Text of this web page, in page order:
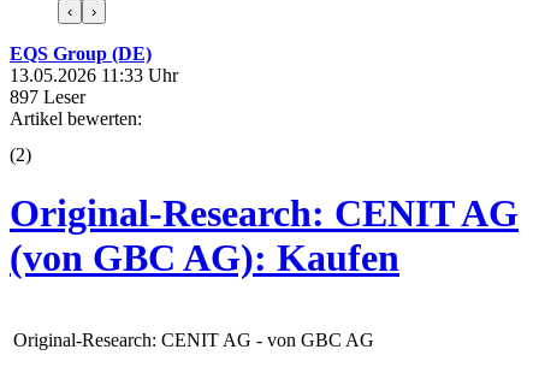
‹ ›
EQS Group (DE)
13.05.2026 11:33 Uhr
897 Leser
Artikel bewerten:
(2)
Original-Research: CENIT AG
(von GBC AG): Kaufen
Original-Research: CENIT AG - von GBC AG